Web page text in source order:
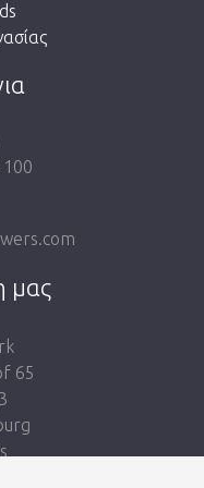
shop
μας
65